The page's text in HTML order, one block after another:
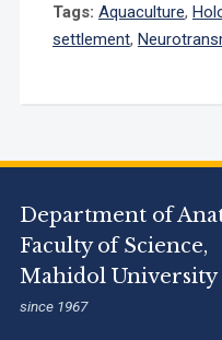
Tags: Aquaculture,
settlement,
Department of
Faculty of Science,
Mahidol University
since 1967